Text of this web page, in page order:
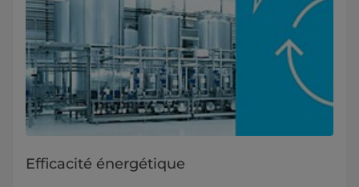
Efficacité énergétique